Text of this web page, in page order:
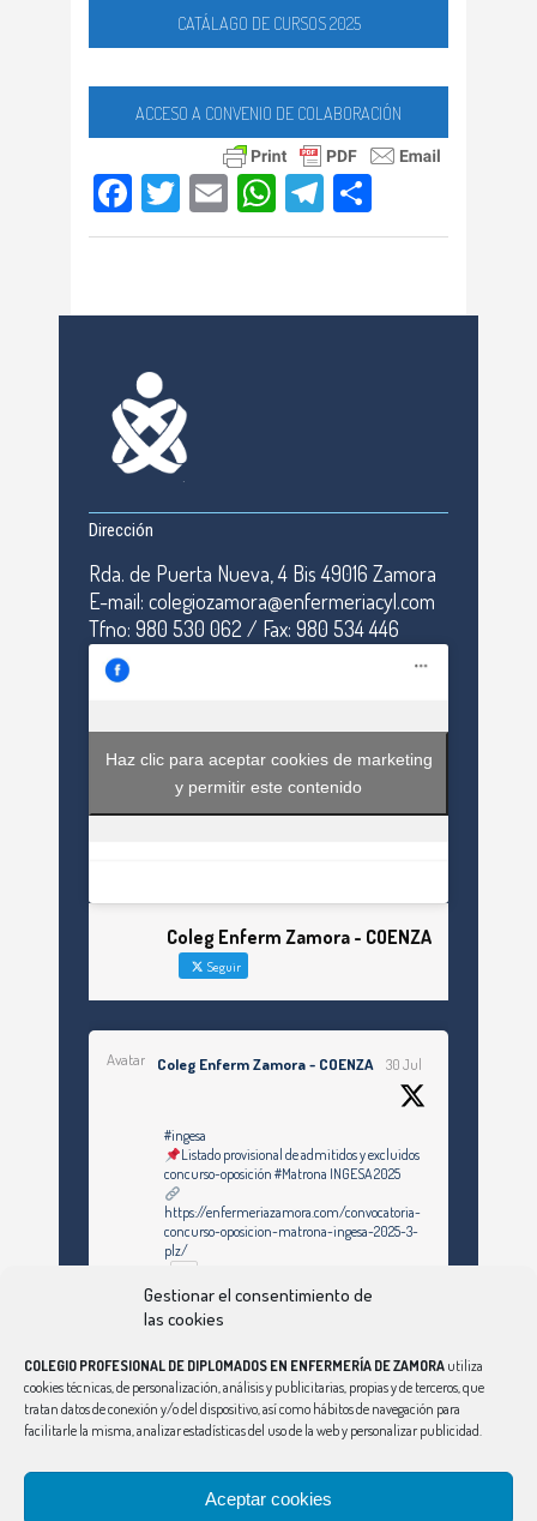
Gestionar el consentimiento de
las cookies
COLEGIO PROFESIONAL DE DIPLOMADOS EN ENFERMERÍA DE ZAMORA utiliza
cookies técnicas, de personalización, análisis y publicitarias, propias y de terceros, que
tratan datos de conexión y/o del dispositivo, así como hábitos de navegación para
facilitarle la misma, analizar estadísticas del uso de la web y personalizar publicidad.
Aceptar cookies
CATÁLAGO DE CURSOS 2025
ACCESO A CONVENIO DE COLABORACIÓN
Facebook
TwitterEmailWhatsApp
Telegram
Dirección
Rda. de Puerta Nueva, 4 Bis 49016 Zamora
E-mail: colegiozamora@enfermeriacyl.com
Tfno: 980 530 062 / Fax: 980 534 446
Haz clic para aceptar cookies de marketing
y permitir este contenido
Coleg Enferm Zamora - COENZA
Seguir
Avatar Coleg Enferm Zamora - COENZA 30 Jul
#ingesa
Listado provisional de admitidos y excluidos
concurso-oposición #Matrona INGESA 2025
https://enfermeriazamora.com/convocatoria-
concurso-oposicion-matrona-ingesa-2025-3-
plz/
Ver Más
Síguenos en Instagram